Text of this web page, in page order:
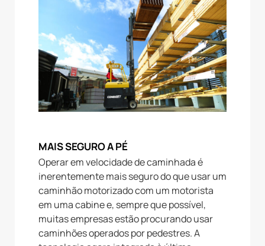
MAIS SEGURO A PÉ
Operar em velocidade de caminhada é
inerentemente mais seguro do que usar um
caminhão motorizado com um motorista
em uma cabine e, sempre que possível,
muitas empresas estão procurando usar
caminhões operados por pedestres. A